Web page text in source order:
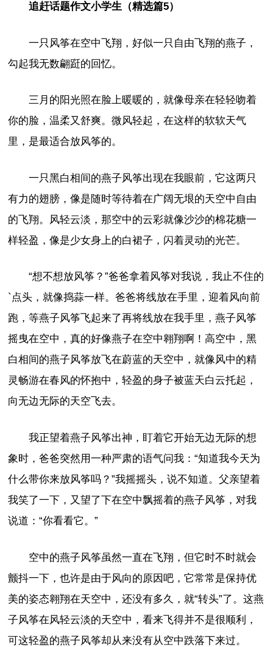
追赶话题作文小学生（精选篇5）
一只风筝在空中飞翔，好似一只自由飞翔的燕子，
勾起我无数翩跹的回忆。
三月的阳光照在脸上暖暖的，就像母亲在轻轻吻着
你的脸，温柔又舒爽。微风轻起，在这样的软软天气
里，是最适合放风筝的。
一只黑白相间的燕子风筝出现在我眼前，它这两只
有力的翅膀，像是随时等待着在广阔无垠的天空中自由
的飞翔。风轻云淡，那空中的云彩就像沙沙的棉花糖一
样轻盈，像是少女身上的白裙子，闪着灵动的光芒。
“想不想放风筝？”爸爸拿着风筝对我说，我止不住的
`点头，就像捣蒜一样。爸爸将线放在手里，迎着风向前
跑，等燕子风筝飞起来了再将线放在我手里，燕子风筝
摇曳在空中，真的好像燕子在空中翱翔啊！高空中，黑
白相间的燕子风筝放飞在蔚蓝的天空中，就像风中的精
灵畅游在春风的怀抱中，轻盈的身子被蓝天白云托起，
向无边无际的天空飞去。
我正望着燕子风筝出神，盯着它开始无边无际的想
象时，爸爸突然用一种严肃的语气问我：“知道我今天为
什么带你来放风筝吗？”我摇摇头，说不知道。父亲望着
我笑了一下，又望了下在空中飘摇着的燕子风筝，对我
说道：“你看看它。”
空中的燕子风筝虽然一直在飞翔，但它时不时就会
颤抖一下，也许是由于风向的原因吧，它常常是保持优
美的姿态翱翔在天空中，还没有多久，就“转头”了。这燕
子风筝在风轻云淡的天空中，看来飞得并不是很顺利，
可这轻盈的燕子风筝却从来没有从空中跌落下来过。